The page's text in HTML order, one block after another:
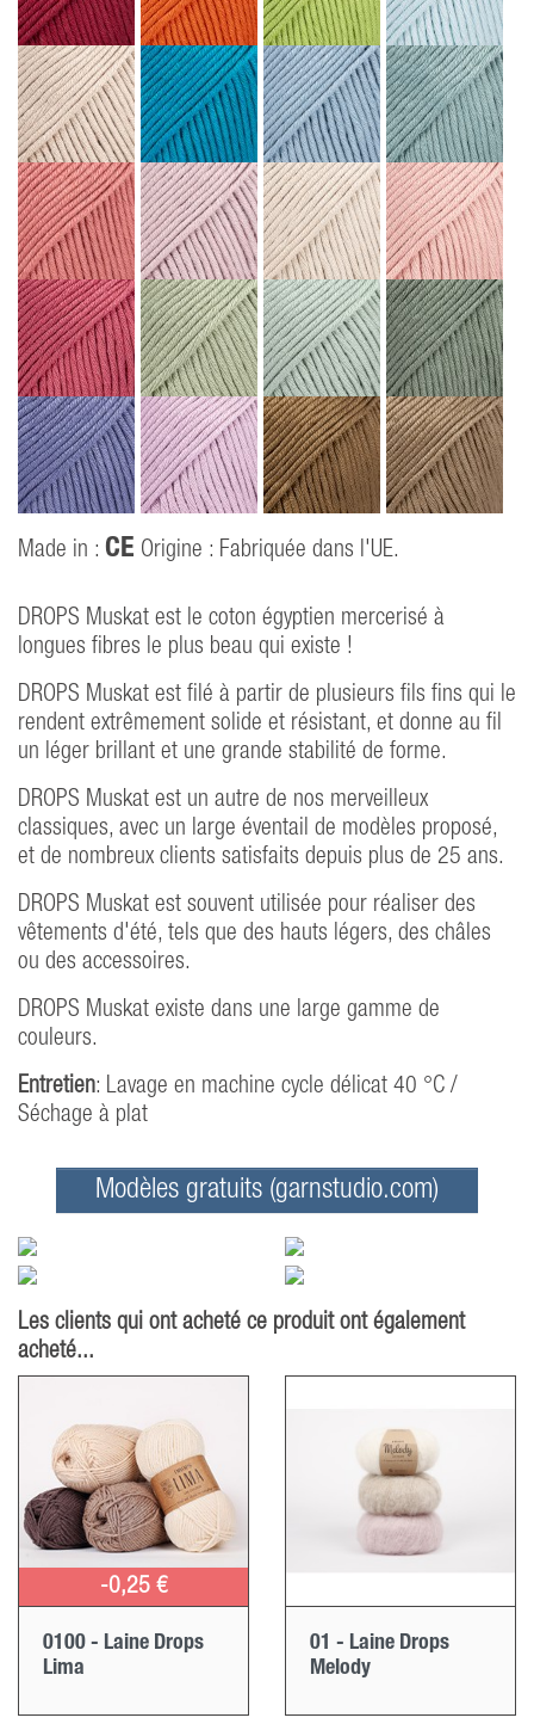
Made in : CE Origine : Fabriquée dans l'UE.
DROPS Muskat est le coton égyptien mercerisé à
longues fibres le plus beau qui existe !
DROPS Muskat est filé à partir de plusieurs fils fins qui le
rendent extrêmement solide et résistant, et donne au fil
un léger brillant et une grande stabilité de forme.
DROPS Muskat est un autre de nos merveilleux
classiques, avec un large éventail de modèles proposé,
et de nombreux clients satisfaits depuis plus de 25 ans.
DROPS Muskat est souvent utilisée pour réaliser des
vêtements d'été, tels que des hauts légers, des châles
ou des accessoires.
DROPS Muskat existe dans une large gamme de
couleurs.
Entretien: Lavage en machine cycle délicat 40 °C /
Séchage à plat
Modèles gratuits (garnstudio.com)
Les clients qui ont acheté ce produit ont également
acheté...
-0,25 €
0100 - Laine Drops
Lima
01 - Laine Drops
Melody